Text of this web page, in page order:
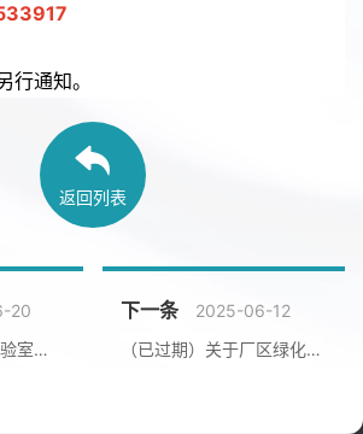
行通知。
返回列表
20
（已过期）LIMS实验室信息管理系统招标采购公告
下一条
2025-06-12
（已过期）关于厂区绿化改造提升项目现场技术交流和项目投标的公示公告